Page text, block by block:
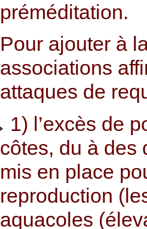
préméditation.
Pour ajouter à
associations
attaques de
1) l’excès de
côtes, du à des
mis en place
reproduction
aquacoles